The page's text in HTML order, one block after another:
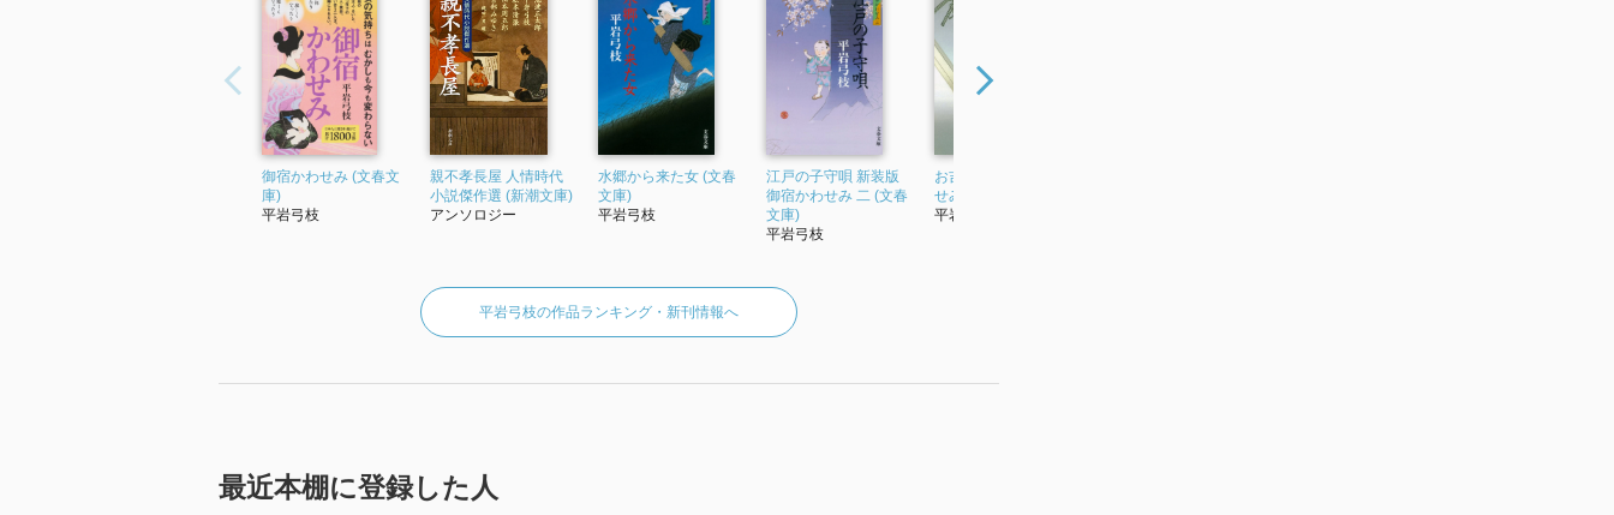
御宿かわせみ (文春文
庫)
平岩弓枝
親不孝長屋 人情時代
小説傑作選 (新潮文庫)
アンソロジー
水郷から来た女 (文春
文庫)
平岩弓枝
江戸の子守唄 新装版
御宿かわせみ 二 (文春
文庫)
平岩弓枝
お吉の茶碗 御宿かわ
せみ 二十 (文春文庫)
平岩弓枝
平岩弓枝の作品ランキング・新刊情報へ
最近本棚に登録した人